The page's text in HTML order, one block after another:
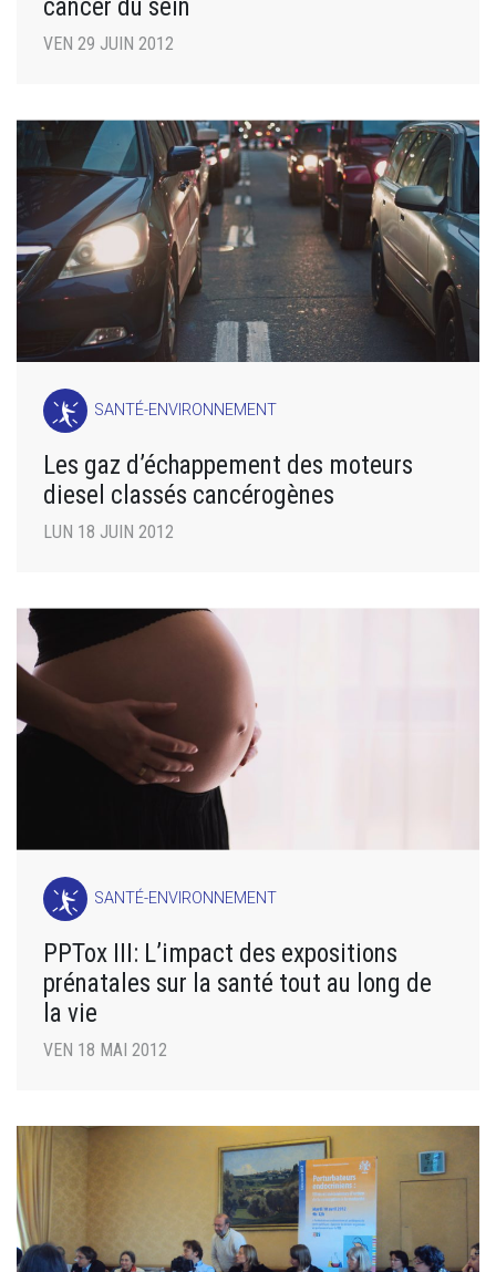
cancer du sein
VEN 29 JUIN 2012
SANTÉ-ENVIRONNEMENT
Les gaz d’échappement des moteurs
diesel classés cancérogènes
LUN 18 JUIN 2012
SANTÉ-ENVIRONNEMENT
PPTox III: L’impact des expositions
prénatales sur la santé tout au long de
la vie
VEN 18 MAI 2012